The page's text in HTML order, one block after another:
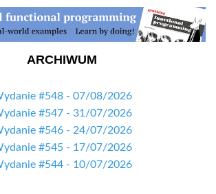
ARCHIWUM
#548 - 07/08/2026
#547 - 31/07/2026
#546 - 24/07/2026
#545 - 17/07/2026
#544 - 10/07/2026